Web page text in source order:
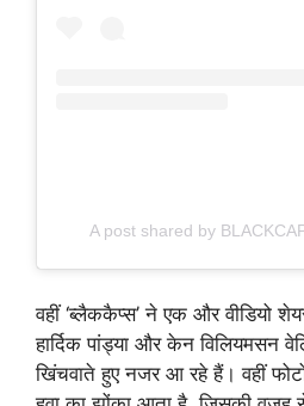
A post shared by
वहीं ‘ब्लैककैप्स’ ने एक और वीडियो
हार्दिक पांड्या और केन विलियमसन
खिंचवाते हुए नजर आ रहे हैं। वहीं